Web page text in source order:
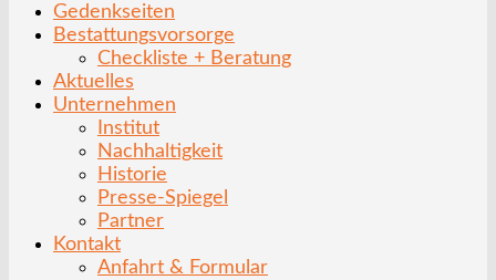
Gedenkseiten
Bestattungsvorsorge
Checkliste + Beratung
Aktuelles
Unternehmen
Institut
Nachhaltigkeit
Historie
Presse-Spiegel
Partner
Kontakt
Anfahrt & Formular